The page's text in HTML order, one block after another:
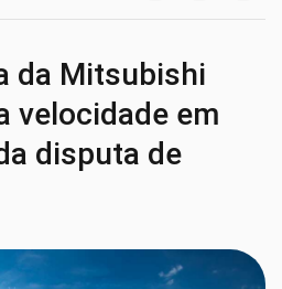
da Mitsubishi
velocidade em
disputa de